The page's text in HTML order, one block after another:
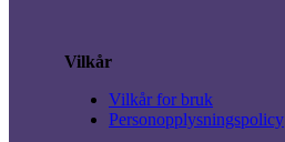
Vilkår
Vilkår for bruk
Personopplysningspolicy